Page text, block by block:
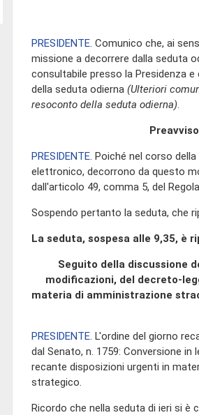
PRESIDENTE. Comunico che, ai
missione a decorrere dalla seduta
consultabile presso la Presidenza e
della seduta odierna (Ulteriori
resoconto della seduta odierna).
PRESIDENTE. Poiché nel corso
elettronico, decorrono da questo
dall'articolo 49, comma 5, del
Sospendo pertanto la seduta, che
La seduta, sospesa alle 9,35, è
Seguito della discussione
modificazioni, del decreto-
materia di amministrazione
PRESIDENTE. L'ordine del giorno
dal Senato, n. 1759: Conversione
recante disposizioni urgenti in
strategico.
Ricordo che nella seduta di ieri si è